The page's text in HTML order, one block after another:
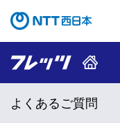
コンテンツの
よくあるご質問